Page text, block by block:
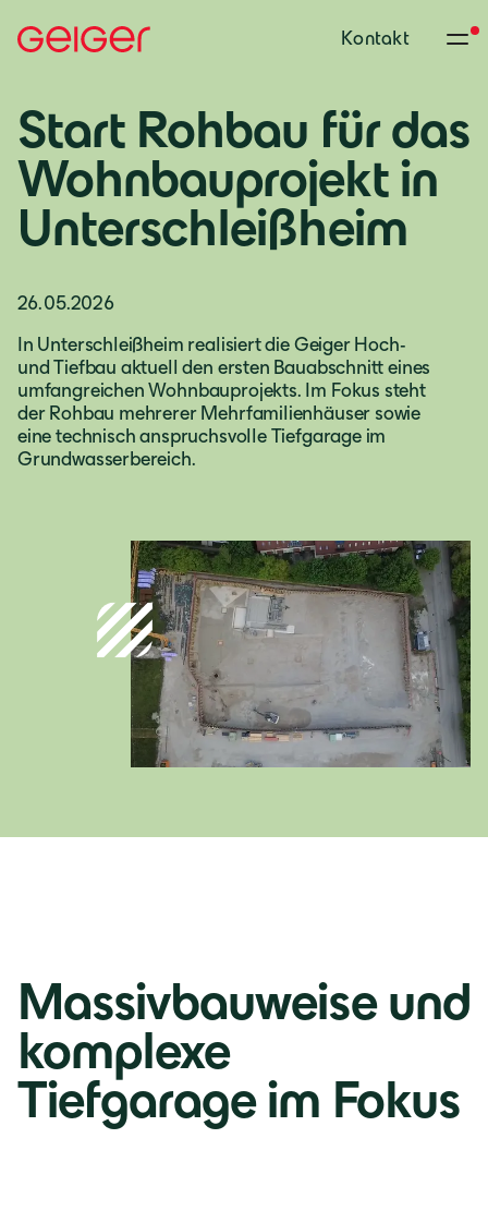
Kontakt
Start Rohbau für das
Wohnbauprojekt in
Unterschleißheim
26.05.2026
In Unterschleißheim realisiert die Geiger Hoch-
und Tiefbau aktuell den ersten Bauabschnitt eines
umfangreichen Wohnbauprojekts. Im Fokus steht
der Rohbau mehrerer Mehrfamilienhäuser sowie
eine technisch anspruchsvolle Tiefgarage im
Grundwasserbereich.
Massivbauweise und
komplexe
Tiefgarage im Fokus
Deutschland
Deutsch
Österreich
Deutsch
România
Lb. română